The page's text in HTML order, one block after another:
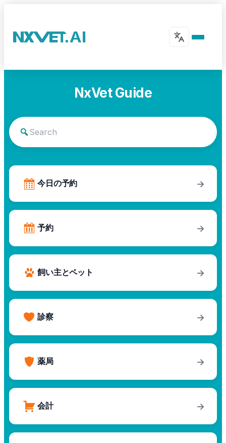
NxVet Guide
今日の予約 →
予約 →
飼い主とペット →
診察 →
薬局 →
会計 →